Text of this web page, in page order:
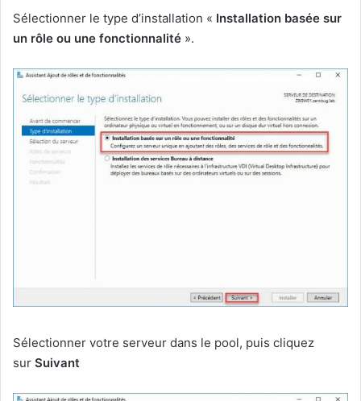
Sélectionner le type d’installation « Installation basée sur
un rôle ou une fonctionnalité ».
Sélectionner votre serveur dans le pool, puis cliquez
sur Suivant